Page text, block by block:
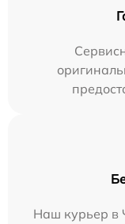
Наш курьер в